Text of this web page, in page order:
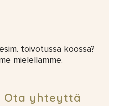
toivotussa koossa?
mielellämme.
Ota yhteyttä